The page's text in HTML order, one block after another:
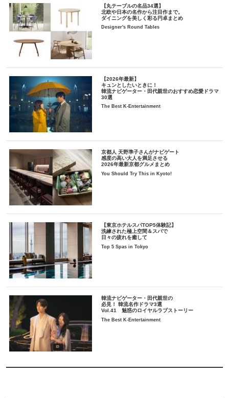
【丸テーブルの名品34選】
北欧や日本の名作から注目作まで。
ダイニングを美しく彩る円卓まとめ
Designer's Round Tables
【2026年最新】
キュンとしたいときに！
韓流ナビゲーター・田代親世のおすすめ恋愛ドラマ
30選
The Best K-Entertainment
京都人 天野準子さんがナビゲート
感度の高い大人を満足させる
2026年最新京都グルメまとめ
You Should Try This in Kyoto!
【東京ホテルスパTOP5体験記】
洗練された極上空間＆スパで
日々の疲れを癒して
Top 5 Spas in Tokyo
韓流ナビゲーター・田代親世の
必見！ 韓流名作ドラマ3選
Vol.41 魅惑のロイヤルラブストーリー
The Best K-Entertainment